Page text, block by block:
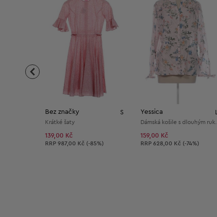
Bez značky S
Krátké šaty
139,00 Kč
Doporučená cena:
RRP 987,00 Kč (-85%)
Yessica
159,00 Kč
Doporučená cena:
RRP 628,00 Kč (-74%)